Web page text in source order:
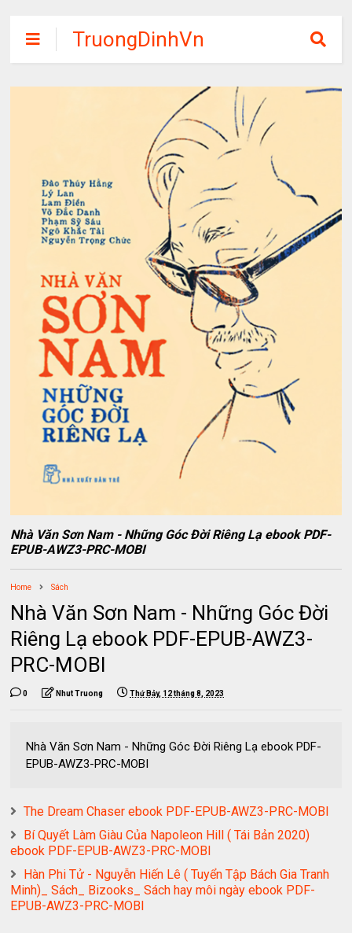
TruongDinhVn
Chia sẽ ebook,
các khóa học,
phần mềm học
tập miễn phí
Nhà Văn Sơn Nam - Những Góc Đời Riêng Lạ ebook PDF-
EPUB-AWZ3-PRC-MOBI
Home Sách
Nhà Văn Sơn Nam - Những Góc Đời
Riêng Lạ ebook PDF-EPUB-AWZ3-
PRC-MOBI
0 Nhut Truong Thứ Bảy, 12 tháng 8, 2023
Nhà Văn Sơn Nam - Những Góc Đời Riêng Lạ ebook PDF-
EPUB-AWZ3-PRC-MOBI
The Dream Chaser ebook PDF-EPUB-AWZ3-PRC-MOBI
Bí Quyết Làm Giàu Của Napoleon Hill ( Tái Bản 2020)
ebook PDF-EPUB-AWZ3-PRC-MOBI
Hàn Phi Tử - Nguyễn Hiến Lê ( Tuyển Tập Bách Gia Tranh
Minh)_ Sách_ Bizooks_ Sách hay môi ngày ebook PDF-
EPUB-AWZ3-PRC-MOBI